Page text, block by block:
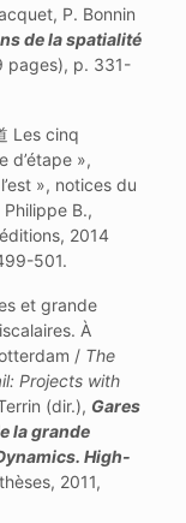
P. Bonnin
de la spatialité
pages), p. 331-
Les cinq
d’étape »,
», notices du
Philippe B.,
2014
501.
et grande
À
/ The
Projects with
(dir.), Gares
la grande
High-
2011,